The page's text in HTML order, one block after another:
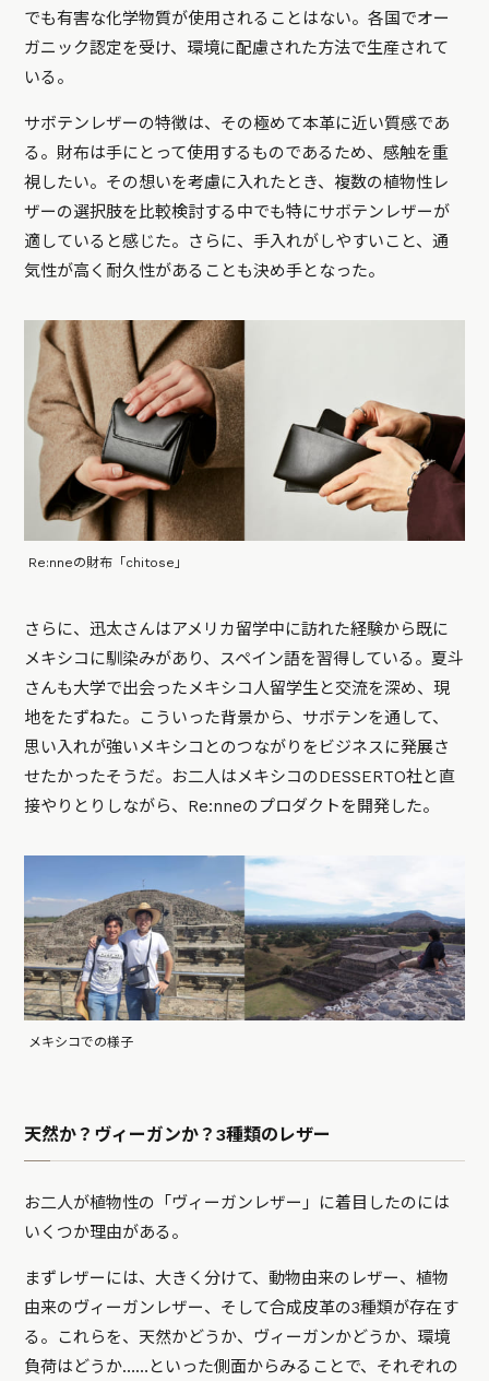
でも有害な化学物質が使用されることはない。各国でオー
ガニック認定を受け、環境に配慮された方法で生産されて
いる。
サボテンレザーの特徴は、その極めて本革に近い質感であ
る。財布は手にとって使用するものであるため、感触を重
視したい。その想いを考慮に入れたとき、複数の植物性レ
ザーの選択肢を比較検討する中でも特にサボテンレザーが
適していると感じた。さらに、手入れがしやすいこと、通
気性が高く耐久性があることも決め手となった。
Re:nneの財布「chitose」
さらに、迅太さんはアメリカ留学中に訪れた経験から既に
メキシコに馴染みがあり、スペイン語を習得している。夏斗
さんも大学で出会ったメキシコ人留学生と交流を深め、現
地をたずねた。こういった背景から、サボテンを通して、
思い入れが強いメキシコとのつながりをビジネスに発展さ
せたかったそうだ。お二人はメキシコのDESSERTO社と直
接やりとりしながら、Re:nneのプロダクトを開発した。
メキシコでの様子
天然か？ヴィーガンか？3種類のレザー
お二人が植物性の「ヴィーガンレザー」に着目したのには
いくつか理由がある。
まずレザーには、大きく分けて、動物由来のレザー、植物
由来のヴィーガンレザー、そして合成皮革の3種類が存在す
る。これらを、天然かどうか、ヴィーガンかどうか、環境
負荷はどうか……といった側面からみることで、それぞれの